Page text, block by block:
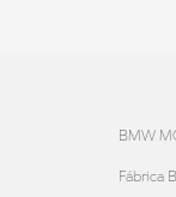
BMW
Fábrica